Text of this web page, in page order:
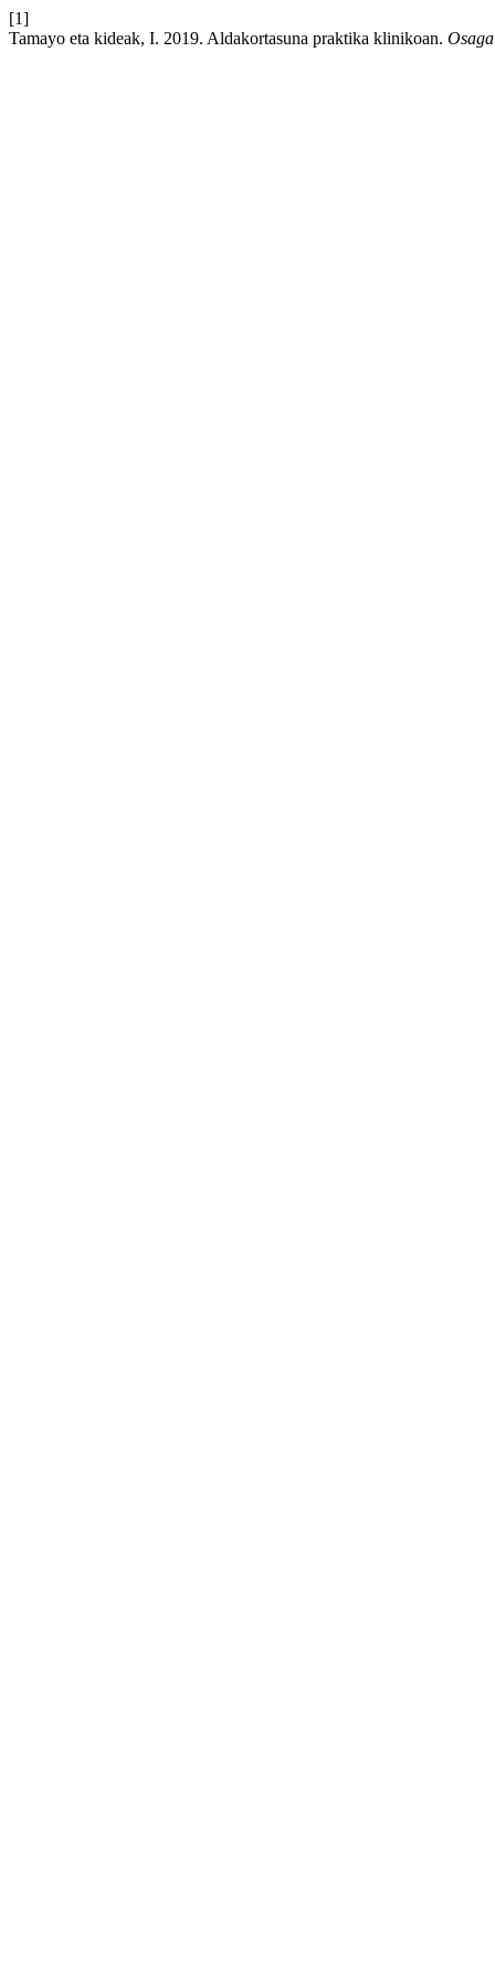
[1]
Tamayo eta kideak, I. 2019. Aldakortasuna praktika klinikoan.